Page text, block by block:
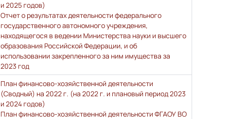
и 2025 годов)
Отчет о результатах деятельности федерального
государственного автономного учреждения,
находящегося в ведении Министерства науки и высшего
образования Российской Федерации, и об
использовании закрепленного за ним имущества за
2023 год
План финансово-хозяйственной деятельности
(Сводный) на 2022 г. (на 2022 г. и плановый период 2023
и 2024 годов)
План финансово-хозяйственной деятельности ФГАОУ ВО